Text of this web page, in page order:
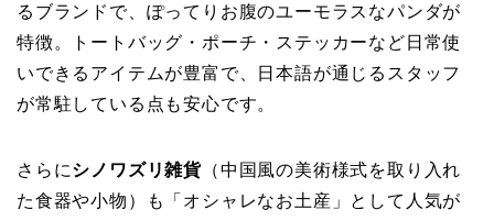
るブランドで、ぽってりお腹のユーモラスなパンダが
特徴。トートバッグ・ポーチ・ステッカーなど日常使
いできるアイテムが豊富で、日本語が通じるスタッフ
が常駐している点も安心です。
さらにシノワズリ雑貨 （中国風の美術様式を取り入れ
た食器や小物）も「オシャレなお土産」として人気が